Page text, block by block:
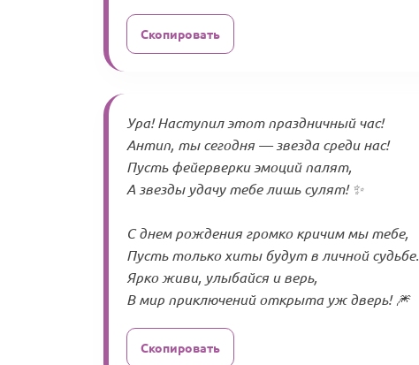
Скопировать
Ура! Наступил этот праздничный час!
Антип, ты сегодня — звезда среди нас!
Пусть фейерверки эмоций палят,
А звезды удачу тебе лишь сулят! ✨
С днем рождения громко кричим мы тебе,
Пусть только хиты будут в личной судьбе.
Ярко живи, улыбайся и верь,
В мир приключений открыта уж дверь! 🎆
Скопировать